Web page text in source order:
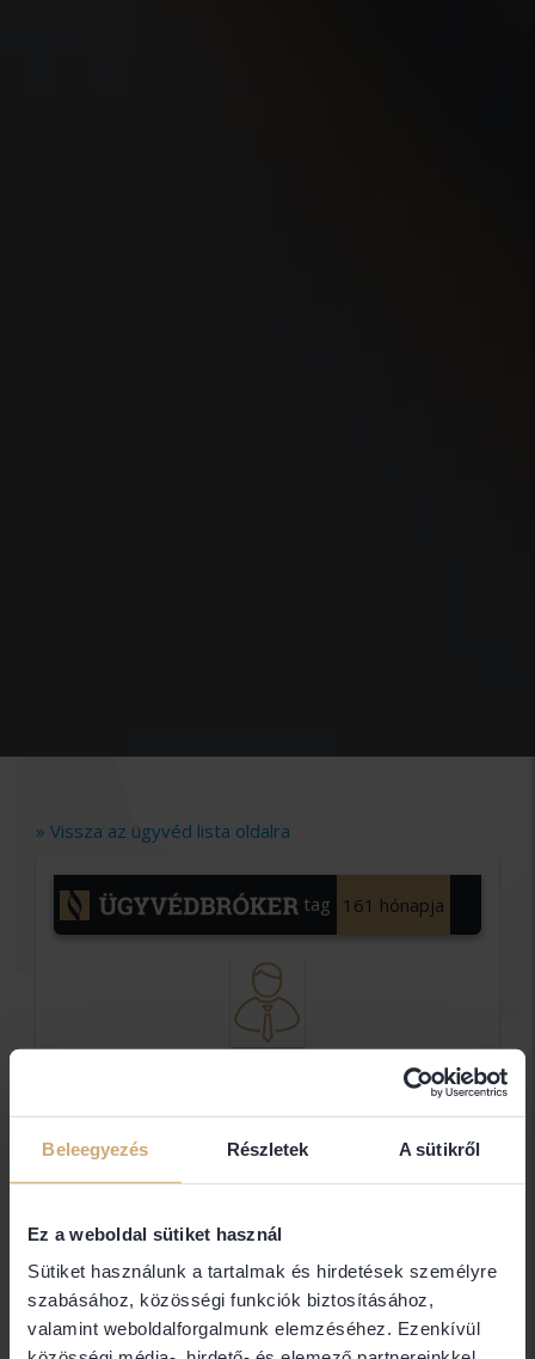
Beleegyezés Részletek A sütikről
Ez a weboldal sütiket használ
Sütiket használunk a tartalmak és hirdetések személyre
szabásához, közösségi funkciók biztosításához,
valamint weboldalforgalmunk elemzéséhez. Ezenkívül
» Vissza az ügyvéd lista oldalra
tag 161 hónapja
Dr.
Nemes
Tamás
Ügyvédi
Iroda
Dr Nemes Tamás